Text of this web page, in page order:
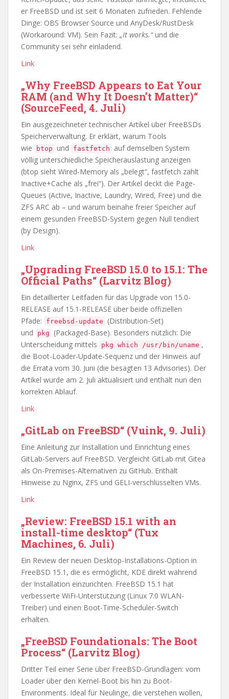
er FreeBSD und ist seit 6 Monaten zufrieden. Fehlende
Dinge: OBS Browser Source und AnyDesk/RustDesk
(Workaround: VM). Sein Fazit: „It works.“und die
Community sei sehr einladend.
Link
„Why FreeBSD Appears to Eat Your
RAM (and Why It Doesn’t Matter)“
(SourceFeed, 4. Juli)
Ein ausgezeichneter technischer Artikel über FreeBSDs
Speicherverwaltung. Er erklärt, warum Tools
wie
btop und fastfetch
auf demselben System
völlig unterschiedliche Speicherauslastung anzeigen
(btop sieht Wired-Memory als „belegt“, fastfetch zählt
Inactive+Cache als „frei“). Der Artikel deckt die Page-
Queues (Active, Inactive, Laundry, Wired, Free) und die
ZFS ARC ab – und warum beinahe freier Speicher auf
einem gesunden FreeBSD-System gegen Null tendiert
(by Design).
Link
„Upgrading FreeBSD 15.0 to 15.1: The
Official Paths“ (Larvitz Blog)
Ein detaillierter Leitfaden für das Upgrade von 15.0-
RELEASE auf 15.1-RELEASE über beide offiziellen
Pfade:
freebsd-update
(Distribution-Set)
und
pkg
(Packaged-Base). Besonders nützlich: Die
Unterscheidung mittels
pkg which /usr/bin/uname ,
die Boot-Loader-Update-Sequenz und der Hinweis auf
die Errata vom 30. Juni (die besagten 13 Advisories). Der
Artikel wurde am 2. Juli aktualisiert und enthält nun den
korrekten Ablauf.
Link
„GitLab on FreeBSD“ (Vuink, 9. Juli)
Eine Anleitung zur Installation und Einrichtung eines
GitLab-Servers auf FreeBSD. Vergleicht GitLab mit Gitea
als On-Premises-Alternativen zu GitHub. Enthält
Hinweise zu Nginx, ZFS und GELI-verschlüsselten VMs.
Link
„Review: FreeBSD 15.1 with an
install-time desktop“ (Tux
Machines, 6. Juli)
Ein Review der neuen Desktop-Installations-Option in
FreeBSD 15.1, die es ermöglicht, KDE direkt während
der Installation einzurichten. FreeBSD 15.1 hat
verbesserte WiFi-Unterstützung (Linux 7.0 WLAN-
Treiber) und einen Boot-Time-Scheduler-Switch
erhalten.
„FreeBSD Foundationals: The Boot
Process“ (Larvitz Blog)
Dritter Teil einer Serie über FreeBSD-Grundlagen: vom
Loader über den Kernel-Boot bis hin zu Boot-
Environments. Ideal für Neulinge, die verstehen wollen,